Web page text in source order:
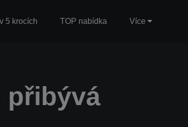
5 krocích TOP nabídka Více
přibývá